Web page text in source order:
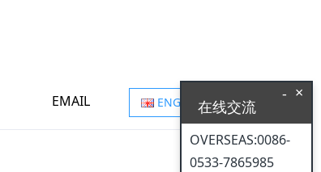
EMAIL ENGLISH
×
-
在线交流
OVERSEAS:0086-
0533-7865985